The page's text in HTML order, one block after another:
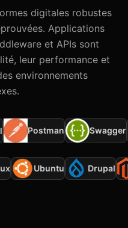
digitales robustes
Applications
et APIs sont
leur performance et
environnements
Postman Swagger
Ubuntu Drupal